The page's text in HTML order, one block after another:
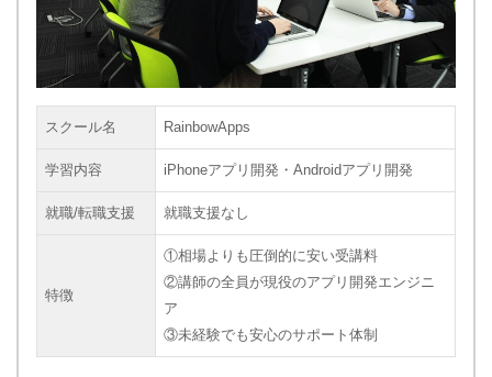
スクール名 RainbowApps
学習内容 iPhoneアプリ開発・Androidアプリ開発
就職/転職支援 就職支援なし
特徴
①相場よりも圧倒的に安い受講料
②講師の全員が現役のアプリ開発エンジニ
ア
③未経験でも安心のサポート体制